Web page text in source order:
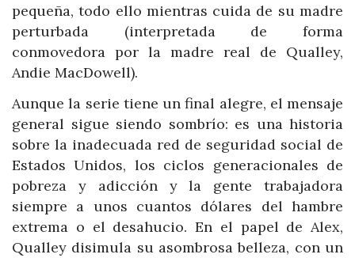
pequeña, todo ello mientras cuida de su madre
perturbada (interpretada de forma
conmovedora por la madre real de Qualley,
Andie MacDowell).
Aunque la serie tiene un final alegre, el mensaje
general sigue siendo sombrío: es una historia
sobre la inadecuada red de seguridad social de
Estados Unidos, los ciclos generacionales de
pobreza y adicción y la gente trabajadora
siempre a unos cuantos dólares del hambre
extrema o el desahucio. En el papel de Alex,
Qualley disimula su asombrosa belleza, con un